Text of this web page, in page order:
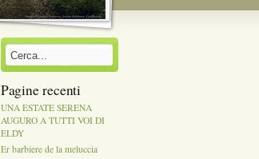
Pagine recenti
UNA ESTATE SERENA
AUGURO A TUTTI VOI DI
ELDY
Er barbiere de la meluccia